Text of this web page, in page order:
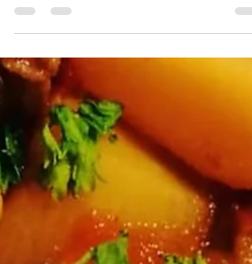
Pasta, nach bella´s Art...
Suchtrezept mit "Urlaubsfeeling", diese Pasta